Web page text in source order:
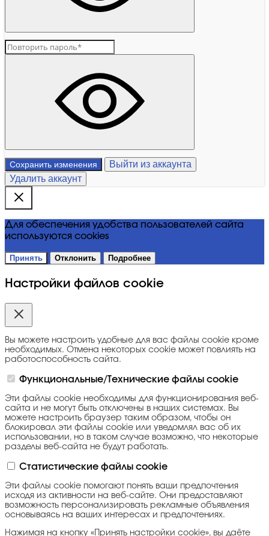
Сохранить изменения
Выйти из аккаунта
Удалить аккаунт
Для обеспечения удобства пользователей сайта
используются cookies
Принять Отклонить Подробнее
Настройки файлов cookie
Вы можете настроить удобные для вас файлы cookie кроме
необходимых. Отмена некоторых cookie может повлиять на
работоспособность сайта.
Функциональные/Технические файлы cookie
Эти файлы cookie необходимы для функционирования веб-
сайта и не могут быть отключены в наших системах. Вы
можете настроить браузер таким образом, чтобы он
блокировал эти файлы cookie или уведомлял вас об их
использовании, но в таком случае возможно, что некоторые
разделы веб-сайта не будут работать.
Статистические файлы cookie
Эти файлы cookie помогают понять ваши предпочтения
исходя из активности на веб-сайте. Они предоставляют
возможность персонализировать рекламные объявления
основываясь на ваших интересах и предпочтениях.
Нажимая на кнопку «Принять настройки cookie», вы даёте